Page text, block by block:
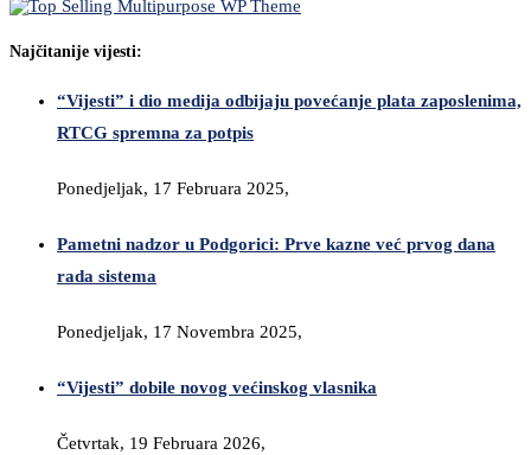
Najčitanije vijesti:
“Vijesti” i dio medija odbijaju povećanje plata zaposlenima,
RTCG spremna za potpis
Ponedjeljak, 17 Februara 2025,
Pametni nadzor u Podgorici: Prve kazne već prvog dana
rada sistema
Ponedjeljak, 17 Novembra 2025,
“Vijesti” dobile novog većinskog vlasnika
Četvrtak, 19 Februara 2026,